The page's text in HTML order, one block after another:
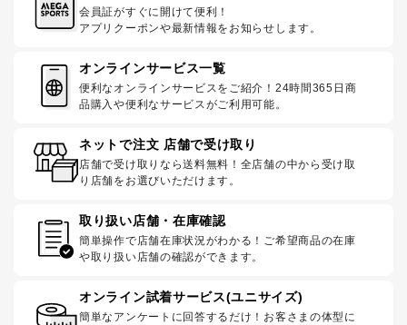
会員証がすぐに開けて便利！
アプリクーポンや最新情報をお知らせします。
オンラインサービス一覧
便利なオンラインサービスをご紹介！24時間365日商
品購入や便利なサービスがご利用可能。
ネットで注文 店舗で受け取り
店舗で受け取りなら送料無料！全店舗の中から受け取
り店舗をお選びいただけます。
取り扱い店舗・在庫確認
簡単操作で店舗在庫状況がわかる！ご希望商品の在庫
や取り扱い店舗の確認ができます。
オンライン試着サービス(ユニサイズ)
簡単なアンケートに回答するだけ！お客さまの体型に